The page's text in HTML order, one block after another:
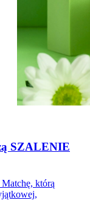
SZALENIE
którą